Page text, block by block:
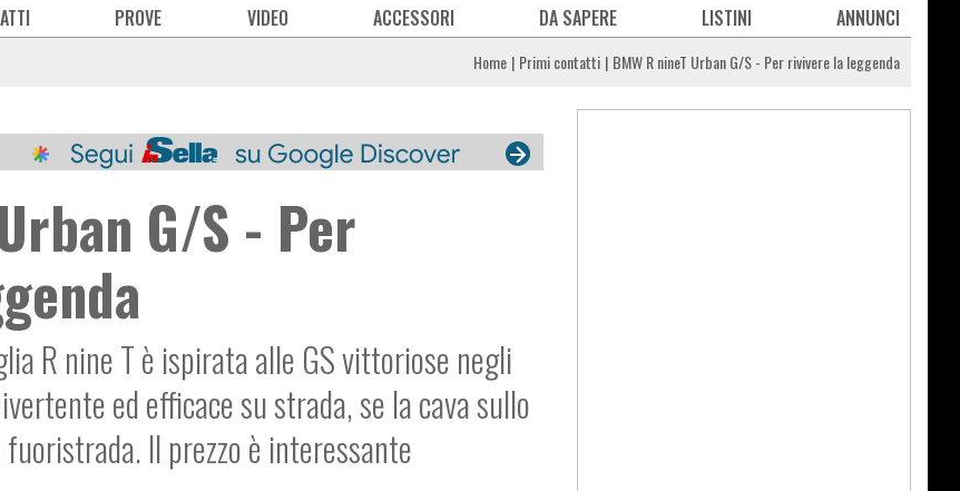
PROVE VIDEO ACCESSORI DA SAPERE LISTINI ANNUNCI
Home Primi contatti BMW R nineT Urban G/S - Per rivivere la leggenda
G/S - Per
R nine T è ispirata alle GS vittoriose negli
ed efficace su strada, se la cava sullo
Il prezzo è interessante